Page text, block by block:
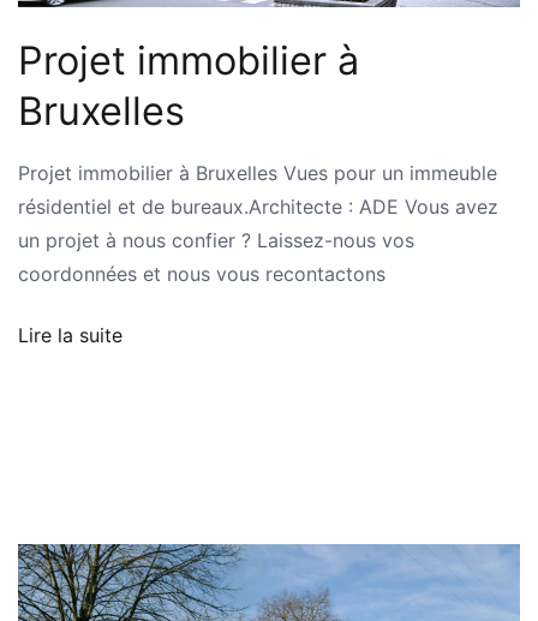
Projet immobilier à
Bruxelles
Projet immobilier à Bruxelles Vues pour un immeuble
résidentiel et de bureaux.Architecte : ADE Vous avez
un projet à nous confier ? Laissez-nous vos
coordonnées et nous vous recontactons
Lire la suite